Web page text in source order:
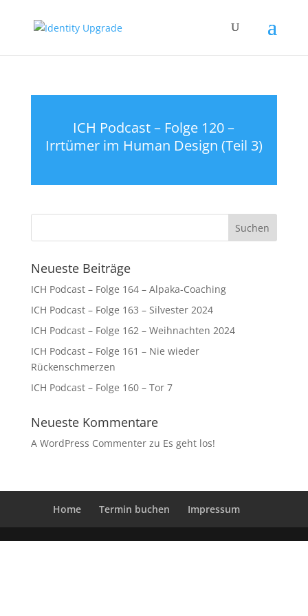
ICH Podcast – Folge 120 –
Irrtümer im Human Design (Teil 3)
Neueste Beiträge
ICH Podcast – Folge 164 – Alpaka-Coaching
ICH Podcast – Folge 163 – Silvester 2024
ICH Podcast – Folge 162 – Weihnachten 2024
ICH Podcast – Folge 161 – Nie wieder
Rückenschmerzen
ICH Podcast – Folge 160 – Tor 7
Neueste Kommentare
A WordPress Commenterzu Es geht los!
Home Termin buchen Impressum